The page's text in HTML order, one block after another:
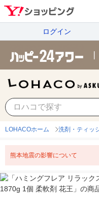
ログイン
LOHACOホーム 洗剤・ティッ
熊本地震の影響について